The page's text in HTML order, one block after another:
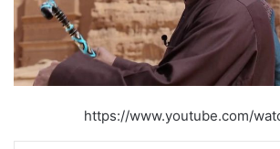
https://www.youtube.com/